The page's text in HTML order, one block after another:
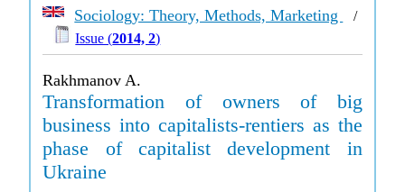
Sociology: Theory, Methods, Marketing
/
Issue (2014, 2)
Rakhmanov A.
Transformation of owners of big
business into capitalists-rentiers as the
phase of capitalist development in
Ukraine